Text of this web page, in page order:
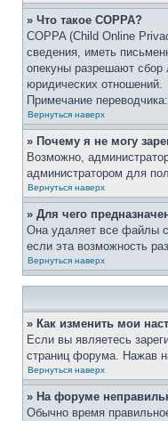
» Что такое COPPA?
COPPA (Child Online
сведения, иметь
опекуны разрешают сбор
юридических отношений.
Примечание
Вернуться наверх
» Почему я не могу
Возможно,
администратором для
Вернуться наверх
» Для чего
Она удаляет все файлы
если эта возможность
Вернуться наверх
» Как изменить мои
Если вы являетесь
страниц форума. Нажав
Вернуться наверх
» На форуме
Обычно время